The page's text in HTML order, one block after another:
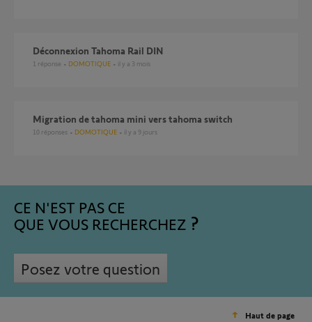
Déconnexion Tahoma Rail DIN
1 réponse DOMOTIQUE il y a 3 mois
Migration de tahoma mini vers tahoma switch
10 réponses DOMOTIQUE il y a 9 jours
CE N'EST PAS CE
QUE VOUS RECHERCHEZ
Posez votre question
Haut de page